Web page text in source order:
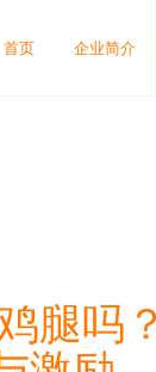
首页 企业简介
腿吗